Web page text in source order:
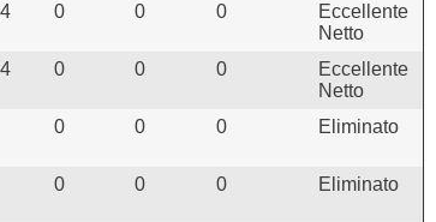
0 0 0
Eccellente
Netto
0 0 0
Eccellente
Netto
0 0 0 Eliminato
0 0 0 Eliminato